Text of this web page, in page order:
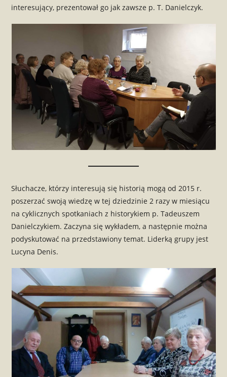
interesujący, prezentował go jak zawsze p. T. Danielczyk.
Słuchacze, którzy interesują się historią mogą od 2015 r.
poszerzać swoją wiedzę w tej dziedzinie 2 razy w miesiącu
na cyklicznych spotkaniach z historykiem p. Tadeuszem
Danielczykiem. Zaczyna się wykładem, a następnie można
podyskutować na przedstawiony temat. Liderką grupy jest
Lucyna Denis.